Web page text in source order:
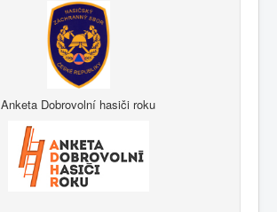
Anketa Dobrovolní hasiči roku